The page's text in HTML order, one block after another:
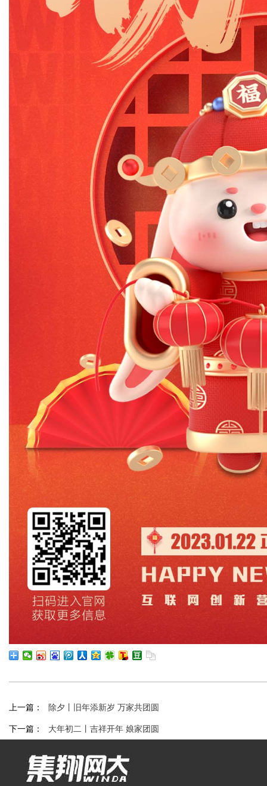
上一篇： 除夕丨旧年添新岁 万家共团圆
下一篇： 大年初二丨吉祥开年 娘家团圆